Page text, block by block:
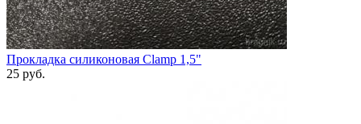
Прокладка силиконовая Clamp 1,5"
25 руб.